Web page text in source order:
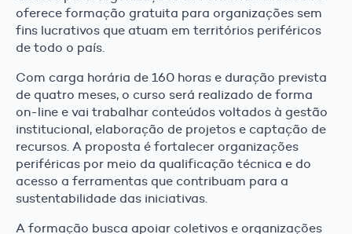
oferece formação gratuita para organizações sem
fins lucrativos que atuam em territórios periféricos
de todo o país.
Com carga horária de 160 horas e duração prevista
de quatro meses, o curso será realizado de forma
on-line e vai trabalhar conteúdos voltados à gestão
institucional, elaboração de projetos e captação de
recursos. A proposta é fortalecer organizações
periféricas por meio da qualificação técnica e do
acesso a ferramentas que contribuam para a
sustentabilidade das iniciativas.
A formação busca apoiar coletivos e organizações